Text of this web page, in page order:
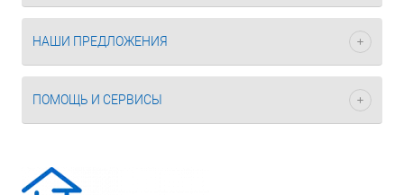
НАШИ ПРЕДЛОЖЕНИЯ
ПОМОЩЬ И СЕРВИСЫ